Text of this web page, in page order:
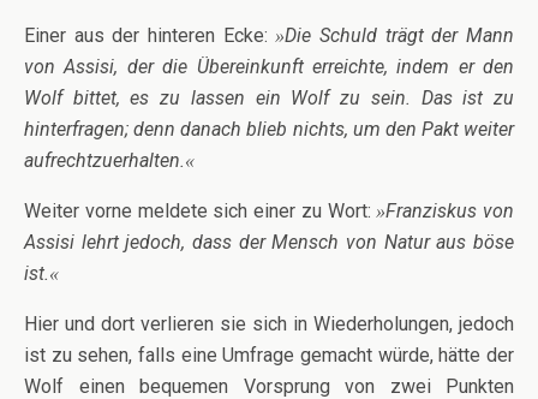
Einer aus der hinteren Ecke:»Die Schuld trägt der Mann
von Assisi, der die Übereinkunft erreichte, indem er den
Wolf bittet, es zu lassen ein Wolf zu sein. Das ist zu
hinterfragen; denn danach blieb nichts, um den Pakt weiter
aufrechtzuerhalten.«
Weiter vorne meldete sich einer zu Wort:»Franziskus von
Assisi lehrt jedoch, dass der Mensch von Natur aus böse
ist.«
Hier und dort verlieren sie sich in Wiederholungen, jedoch
ist zu sehen, falls eine Umfrage gemacht würde, hätte der
Wolf einen bequemen Vorsprung von zwei Punkten